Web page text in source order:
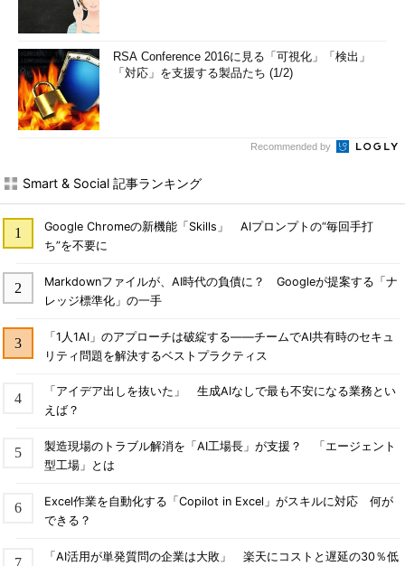
RSA Conference 2016に見る「可視化」「検出」
「対応」を支援する製品たち (1/2)
Recommended by
Smart & Social 記事ランキング
Google Chromeの新機能「Skills」 AIプロンプトの“毎回手打
ち”を不要に
Markdownファイルが、AI時代の負債に？ Googleが提案する「ナ
レッジ標準化」の一手
「1人1AI」のアプローチは破綻する――チームでAI共有時のセキュ
リティ問題を解決するベストプラクティス
「アイデア出しを抜いた」 生成AIなしで最も不安になる業務とい
えば？
製造現場のトラブル解消を「AI工場長」が支援？ 「エージェント
型工場」とは
Excel作業を自動化する「Copilot in Excel」がスキルに対応 何が
できる？
「AI活用が単発質問の企業は大敗」 楽天にコストと遅延の30％低